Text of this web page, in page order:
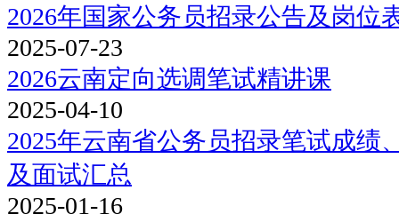
2026年国家公务员招录公告及岗位
2025-07-23
2026云南定向选调笔试精讲课
2025-04-10
2025年云南省公务员招录笔试成绩
及面试汇总
2025-01-16